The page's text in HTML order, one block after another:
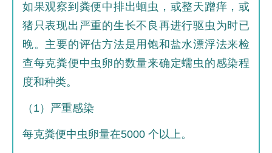
如果观察到粪便中排出蛔虫，或整天蹭痒，或
猪只表现出严重的生长不良再进行驱虫为时已
晚。主要的评估方法是用饱和盐水漂浮法来检
查每克粪便中虫卵的数量来确定蠕虫的感染程
度和种类。
（1）严重感染
每克粪便中虫卵量在5000 个以上。